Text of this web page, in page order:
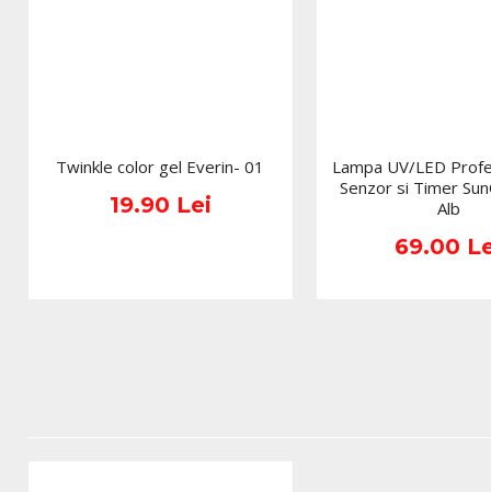
Twinkle color gel Everin- 01
19.90 Lei
Lampa UV/LED
Senzor si Timer
Alb
69.00